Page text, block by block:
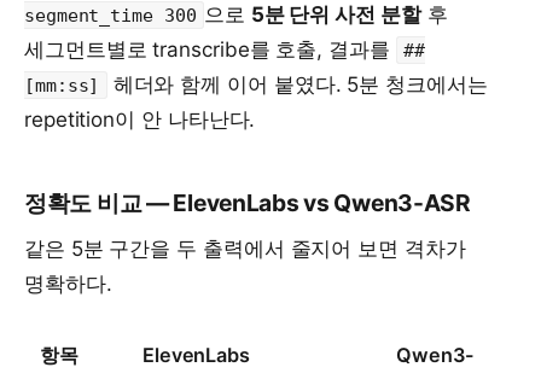
segment_time 300 으로 5분 단위 사전 분할후
세그먼트별로 transcribe를 호출, 결과를
##
[mm:ss]
헤더와 함께 이어 붙였다. 5분 청크에서는
repetition이 안 나타난다.
정확도 비교 — ElevenLabs vs Qwen3-ASR
같은 5분 구간을 두 출력에서 줄지어 보면 격차가
명확하다.
항목 ElevenLabs
Qwen3-